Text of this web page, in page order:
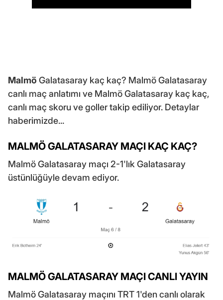
Malmö Galatasaray kaç kaç? Malmö Galatasaray
canlı maç anlatımı ve Malmö Galatasaray kaç kaç,
canlı maç skoru ve goller takip ediliyor. Detaylar
haberimizde...
MALMÖ GALATASARAY MAÇI KAÇ KAÇ?
Malmö Galatasaray maçı 2-1'lık Galatasaray
üstünlüğüyle devam ediyor.
MALMÖ GALATASARAY MAÇI CANLI YAYIN
Malmö Galatasaray maçını TRT 1'den canlı olarak